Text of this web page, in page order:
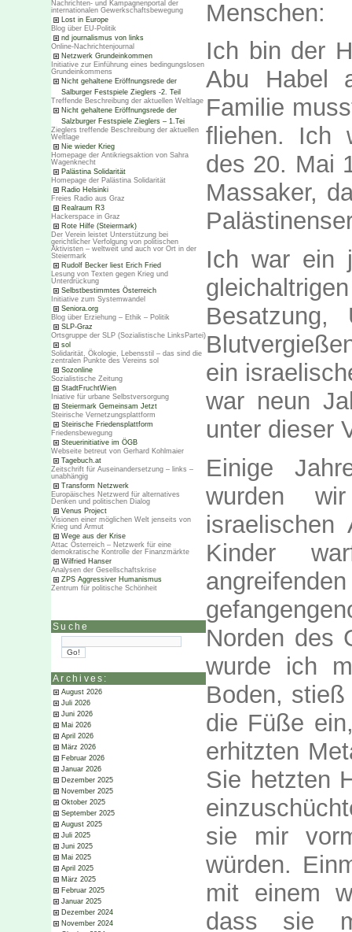
Nachrichten- und Kampagnenportal der
internationalen Gewerkschaftsbewegung
Lost in Europe
Blog über EU-Politik
nd journalismus von links
Online-Nachrichtenjournal
Netzwerk Grundeinkommen
Initiative zur Einführung eines bedingungslosen
Grundeinkommens
Nicht gehaltene Eröffnungsrede der
Salburger Festspiele Zieglers -2. Teil
Treffende Beschreibung der aktuellen Weltlage
Nicht gehaltene Eröffnungsrede der
Salzburger Festspiele Zieglers – 1.Tei
Zieglers treffende Beschreibung der aktuellen
Weltlage
Nie wieder Krieg
Homepage der Antikriegsaktion von Sahra
Wagenknecht
Palästina Solidarität
Homepage der Palästina Solidarität
Radio Helsinki
Freies Radio aus Graz
Realraum R3
Hackerspace in Graz
Rote Hilfe (Steiermark)
Der Verein leistet Unterstützung bei
gerichtlicher Verfolgung von politischen
Aktivisten – weltweit und auch vor Ort in der
Steiermark
Rudolf Becker liest Erich Fried
Lesung von Texten gegen Krieg und
Unterdrückung
Selbstbestimmtes Österreich
Initiative zum Systemwandel
Seniora.org
Blog über Erziehung – Ethik – Politik
SLP-Graz
Ortsgruppe der SLP (Sozialistische LinksPartei)
sol
Solidarität, Ökologie, Lebensstil – das sind die
zentralen Punkte des Vereins sol
Sozonline
Sozialistische Zeitung
StadtFruchtWien
Iniative für urbane Selbstversorgung
Steiermark Gemeinsam Jetzt
Steirische Vernetzungsplattform
Steirische Friedensplattform
Friedensbewegung
Steuerinitiative im ÖGB
Webseite betreut von Gerhard Kohlmaier
Tagebuch.at
Zeitschrift für Auseinandersetzung – links –
unabhängig
Transform Netzwerk
Europäisches Netzwerd für alternatives
Denken und politischen Dialog
Venus Project
Visionen einer möglichen Welt jenseits von
Krieg und Armut
Wege aus der Krise
Attac Österreich – Netzwerk für eine
demokratische Kontrolle der Finanzmärkte
Wilfried Hanser
Analysen der Gesellschaftskrise
ZPS Aggressiver Humanismus
Zentrum für politische Schönheit
Suche
Archives:
August 2026
Juli 2026
Juni 2026
Mai 2026
April 2026
März 2026
Februar 2026
Januar 2026
Dezember 2025
November 2025
Oktober 2025
September 2025
August 2025
Juli 2025
Juni 2025
Mai 2025
April 2025
März 2025
Februar 2025
Januar 2025
Dezember 2024
November 2024
Menschen:
Ich bin der
Abu Habel
Familie
fliehen. Ich
des 20. Mai
Massaker,
Ich war ein
Besatzung,
ein
war neun
unter dieser
Einige
wurden
israelischen
Kinder
Norden des
wurde ich
Boden,
die Füße
erhitzten
Sie hetzten
sie mir
würden.
mit einem
dass sie